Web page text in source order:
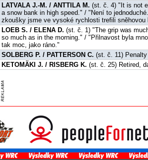
LATVALA J.-M. / ANTTILA M. (st. č. 4) "It is not
a snow bank in high speed." / "Není to
zkoušky jsme ve vysoké rychlosti trefili sněhovou
LOEB S. / ELENA D. (st. č. 1) "The grip was
so much as in the morning." / "Přilnavost byla
tak moc, jako ráno."
SOLBERG P. / PATTERSON C. (st. č. 11)
KETOMÄKI J. / RISBERG K. (st. č. 25) Retired,